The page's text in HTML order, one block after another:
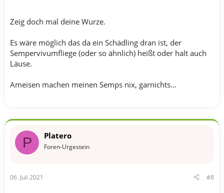
Zeig doch mal deine Wurze.
Es wäre möglich das da ein Schädling dran ist, der
Sempervivumfliege (oder so ähnlich) heißt oder halt auch
Läuse.
Ameisen machen meinen Semps nix, garnichts...
P Platero
Foren-Urgestein
06. Juli 2021 #8